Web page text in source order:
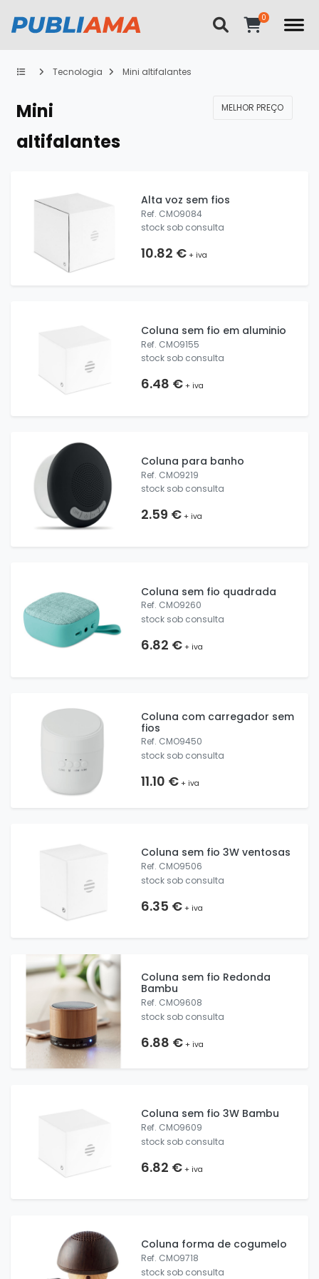
Tecnologia Mini altifalantes
Mini
altifalantes
MELHOR PREÇO
Alta voz sem fios
Ref. CMO9084
stock sob consulta
10.82 €+ iva
Coluna sem fio em aluminio
Ref. CMO9155
stock sob consulta
6.48 €+ iva
Coluna para banho
Ref. CMO9219
stock sob consulta
2.59 €+ iva
Coluna sem fio quadrada
Ref. CMO9260
stock sob consulta
6.82 €+ iva
Coluna com carregador sem
fios
Ref. CMO9450
stock sob consulta
11.10 €+ iva
Coluna sem fio 3W ventosas
Ref. CMO9506
stock sob consulta
6.35 €+ iva
Coluna sem fio Redonda
Bambu
Ref. CMO9608
stock sob consulta
6.88 €+ iva
Coluna sem fio 3W Bambu
Ref. CMO9609
stock sob consulta
6.82 €+ iva
Coluna forma de cogumelo
Ref. CMO9718
stock sob consulta